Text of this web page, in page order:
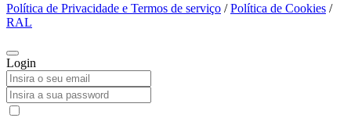
Política de Privacidade e Termos de serviço /Política de Cookies /
RAL
Login